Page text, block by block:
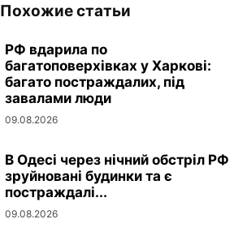
Похожие статьи
РФ вдарила по
багатоповерхівках у Харкові:
багато постраждалих, під
завалами люди
09.08.2026
В Одесі через нічний обстріл РФ
зруйновані будинки та є
постраждалі...
09.08.2026